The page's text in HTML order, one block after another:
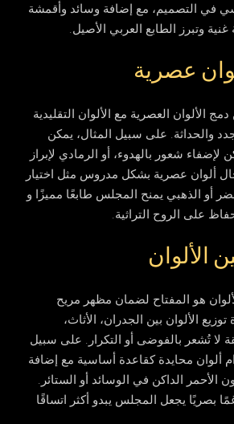
في التصميم، مع إضافة وسائد وأقمشة
وتبرز الطابع العربي الأصيل.
عصرية
الألوان العصرية مع الألوان التقليدية
والحداثة. على سبيل المثال، يمكن
لإضفاء شعور بالهدوء، أو الرمادي لإبراز
ألوان عصرية بشكل مدروس مثل اختيار
أو الذهبي يمنح المجلس طابعًا مميزًا و
على الروح التراثية.
الألوان
هو المفتاح لضمان مظهر مريح
الألوان بين الجدران، الأثاث،
لا تُشعر بالفوضى أو التكرار. على سبيل
ألوان محايدة كقاعدة أساسية مع إضافة
الأحمر الداكن في الوسائد أو الستائر.
بصريًا يجعل المجلس يبدو أكثر اتساقًا